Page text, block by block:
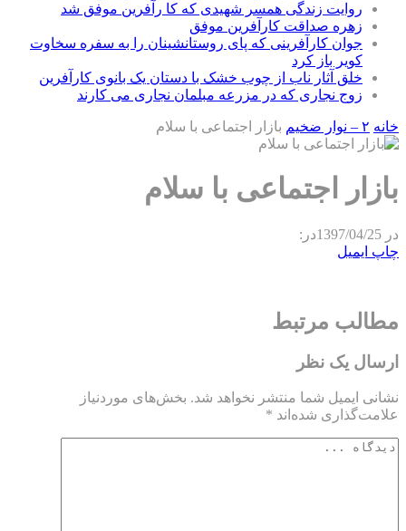
روایت زندگی همسر شهیدی که کا رآفرین موفق شد
زهره صداقت کارآفرین موفق
جوان کارآفرینی که پای روستانشینان را به سفره سخاوت
کویر باز کرد
خلق آثار ناب از چوب خشک با دستان یک بانوی کارآفرین
زوج نجاری که در مزرعه مبلمان نجاری می کارند
خانه ۲ – نوار ضخیم بازار اجتماعی با سلام
بازار اجتماعی با سلام
در 1397/04/25در:
چاپ ایمیل
مطالب مرتبط
ارسال یک نظر
نشانی ایمیل شما منتشر نخواهد شد. بخش‌های موردنیاز
علامت‌گذاری شده‌اند *